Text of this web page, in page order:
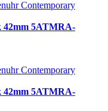
42mm 5ATMRA-
42mm 5ATMRA-